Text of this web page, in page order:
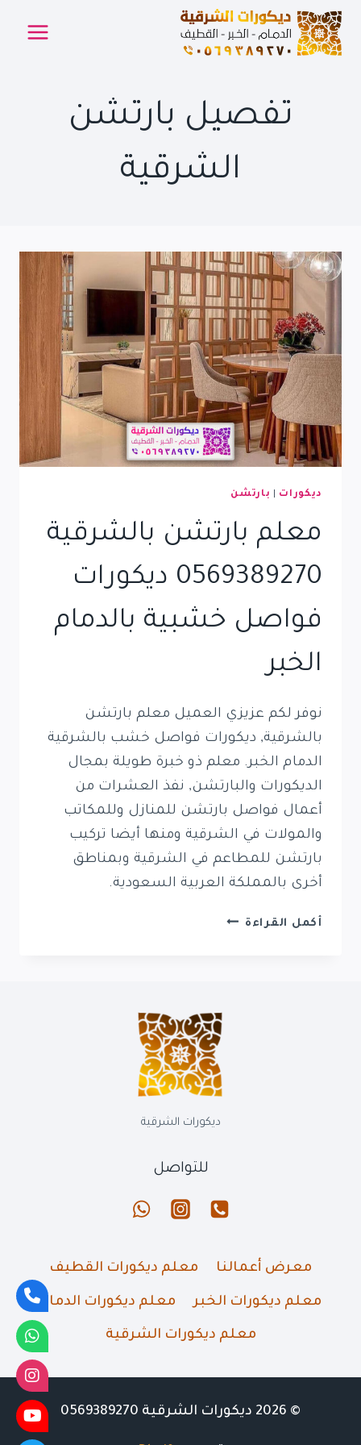
التجاوز
المحتوى
تفصيل بارتشن
الشرقية
ديكورات بارتشن
معلم بارتشن بالشرقية
0569389270 ديكورات
فواصل خشبية بالدمام
الخبر
نوفر لكم عزيزي العميل معلم بارتشن
بالشرقية, ديكورات فواصل خشب بالشرقية
الدمام الخبر. معلم ذو خبرة طويلة بمجال
الديكورات والبارتشن, نفذ العشرات من
أعمال فواصل بارتشن للمنازل وللمكاتب
والمولات في الشرقية ومنها أيضا تركيب
بارتشن للمطاعم في الشرقية وبمناطق
أخرى بالمملكة العربية السعودية.
أكمل القراءة معلم
فواصل
خشبية
بالدمام
الخبر
ديكورات الشرقية
للتواصل
معرض أعمالنا معلم ديكورات القطيف
معلم ديكورات الخبر معلم ديكورات الدمام
معلم ديكورات الشرقية
© 2026 ديكورات الشرقية 0569389270